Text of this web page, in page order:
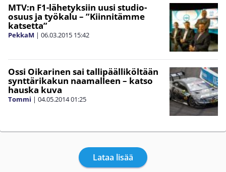
MTV:n F1-lähetyksiin uusi studio-
osuus ja työkalu – ”Kiinnitämme
katsetta”
PekkaM | 06.03.2015 15:42
Ossi Oikarinen sai tallipäälliköltään
synttärikakun naamalleen – katso
hauska kuva
Tommi | 04.05.201401:25
Lataa lisää